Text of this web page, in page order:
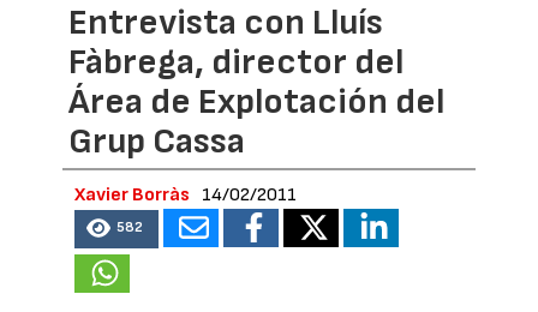
Entrevista con Lluís
Fàbrega, director del
Área de Explotación del
Grup Cassa
Xavier Borràs 14/02/2011
582